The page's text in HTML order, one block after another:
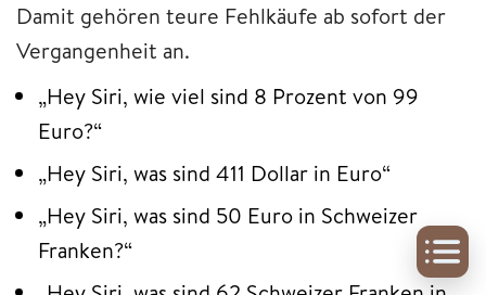
Damit gehören teure Fehlkäufe ab sofort der
Vergangenheit an.
„Hey Siri, wie viel sind 8 Prozent von 99
Euro?“
„Hey Siri, was sind 411 Dollar in Euro“
„Hey Siri, was sind 50 Euro in Schweizer
Franken?“